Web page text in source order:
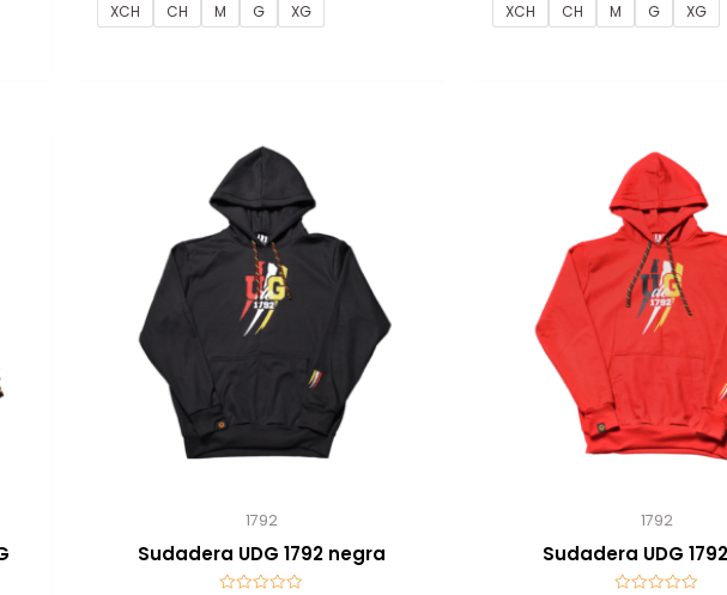
XCH CH M G XG XCH CH M G XG
1792
Sudadera UDG 1792 negra
1792
Sudadera UDG